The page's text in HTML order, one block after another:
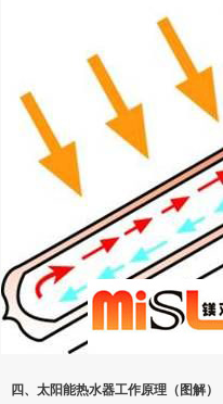
四、太阳能热水器工作原理（图解）